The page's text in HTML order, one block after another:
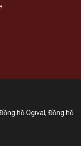
hồ Ogival, Đồng hồ